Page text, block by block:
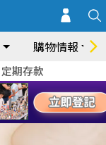
購物情報
定期存款